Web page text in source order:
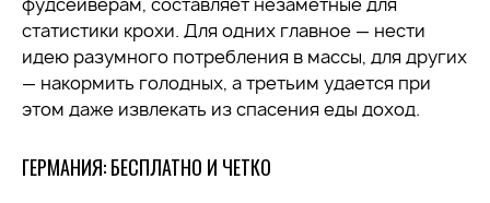
статистики крохи. Для одних главное — нести
идею разумного потребления в массы, для других
— накормить голодных, а третьим удается при
этом даже извлекать из спасения еды доход.
ГЕРМАНИЯ: БЕСПЛАТНО И ЧЕТКО